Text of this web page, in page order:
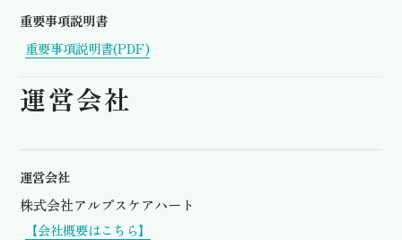
重要事項説明書
重要事項説明書(PDF)
運営会社
運営会社
株式会社アルプスケアハート
【会社概要はこちら】